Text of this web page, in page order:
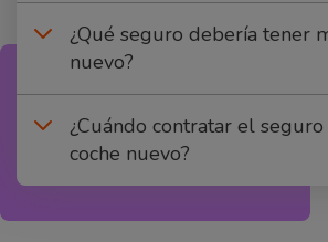
¿Qué seguro debería tener
nuevo?
¿Cuándo contratar el
coche nuevo?